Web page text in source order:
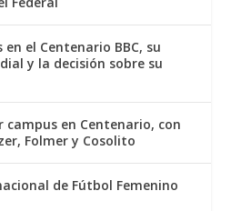
el Centenario BBC, su
y la decisión sobre su
campus en Centenario, con
Folmer y Cosolito
de Fútbol Femenino